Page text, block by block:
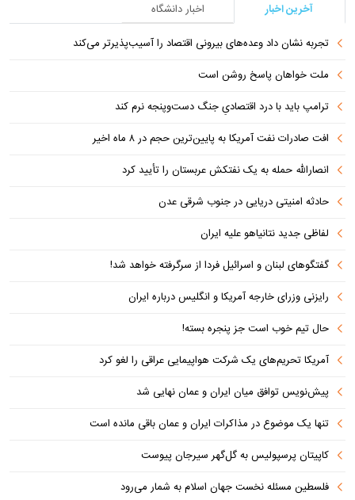
آخرین اخبار
اخبار دانشگاه
تجربه نشان داد وعده‌های بیرونی اقتصاد را آسیب‌پذیرتر می‌کند
ملت خواهان پاسخ روشن است
ترامپ باید با درد اقتصادیِ جنگ دست‌و‌پنجه نرم کند
افت صادرات نفت آمریکا به پایین‌ترین حجم در ۸ ماه اخیر
انصارالله حمله به یک نفتکش عربستان را تأیید کرد
حادثه امنیتی دریایی در جنوب شرقی عدن
لفاظی جدید نتانیاهو علیه ایران
گفتگوهای لبنان و اسرائیل فردا از سرگرفته خواهد شد!
رایزنی وزرای خارجه آمریکا و انگلیس درباره ایران
حال تیم خوب است جز پنجره بسته!
آمریکا تحریم‌های یک شرکت هواپیمایی عراقی را لغو کرد
پیش‌نویس توافق میان ایران و عمان نهایی شد
تنها یک موضوع در مذاکرات ایران و عمان باقی مانده است
کاپیتان پرسپولیس به گل‌گهر سیرجان پیوست
فلسطین مسئله نخست جهان اسلام به شمار می‌رود